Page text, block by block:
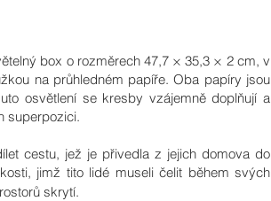
box o rozměrech 47,7 × 35,3 × 2 cm, v
na průhledném papíře. Oba papíry jsou
osvětlení se kresby vzájemně doplňují a
superpozici.
cestu, jež je přivedla z jejich domova do
jimž tito lidé museli čelit během svých
skrytí.